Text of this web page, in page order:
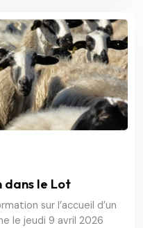
dans le Lot
sur l’accueil d’un
le jeudi 9 avril 2026